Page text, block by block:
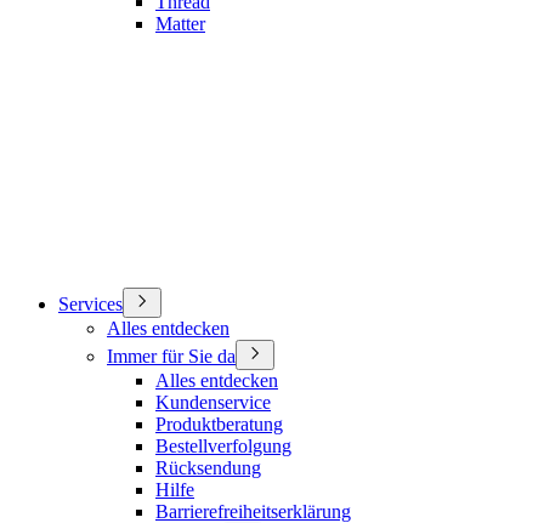
Matter
Services
Alles entdecken
Immer für Sie da
Alles entdecken
Kundenservice
Produktberatung
Bestellverfolgung
Rücksendung
Hilfe
Barrierefreiheitserklärung